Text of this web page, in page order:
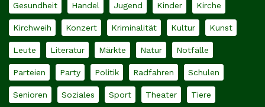
Gesundheit Handel Jugend Kinder Kirche
Kirchweih Konzert Kriminalität Kultur Kunst
Leute Literatur Märkte Natur Notfälle
Parteien Party Politik Radfahren Schulen
Senioren Soziales Sport Theater Tiere